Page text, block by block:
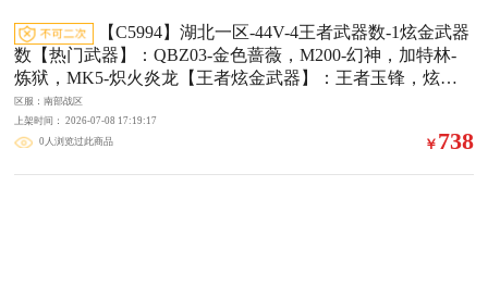
数【热门武器】：QBZ03-金色蔷薇，M200-幻神，加特林-
炼狱，MK5-炽火炎龙【王者炫金武器】：王者玉锋，炫金
超新星【皮肤】：M200-幻神-黄忠皮肤，雷神-R.LGD-CFPL
S18冠军，雷神-烈虎皮肤，雷神-源计划2.0专属 皮肤，雷神-
化蛇 皮肤，毁灭-星空，M4A1-千变-孔明皮肤，战神-粉色甜
区服：南部战区
上架时间： 2026-07-08 17:19:17
0人浏览过此商品
￥ 738